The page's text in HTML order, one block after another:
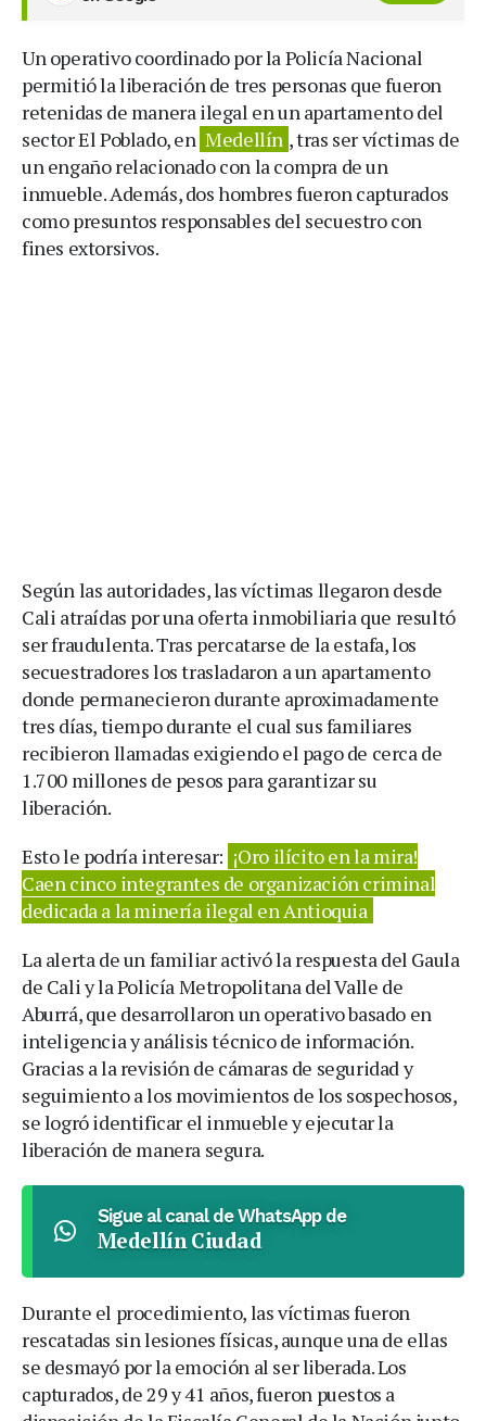
Un operativo coordinado por la Policía Nacional
permitió la liberación de tres personas que fueron
retenidas de manera ilegal en un apartamento del
sector El Poblado, en Medellín , tras ser víctimas de
un engaño relacionado con la compra de un
inmueble. Además, dos hombres fueron capturados
como presuntos responsables del secuestro con
fines extorsivos.
Según las autoridades, las víctimas llegaron desde
Cali atraídas por una oferta inmobiliaria que resultó
ser fraudulenta. Tras percatarse de la estafa, los
secuestradores los trasladaron a un apartamento
donde permanecieron durante aproximadamente
tres días, tiempo durante el cual sus familiares
recibieron llamadas exigiendo el pago de cerca de
1.700 millones de pesos para garantizar su
liberación.
Esto le podría interesar: ¡Oro ilícito en la mira!
Caen cinco integrantes de organización criminal
dedicada a la minería ilegal en Antioquia
La alerta de un familiar activó la respuesta del Gaula
de Cali y la Policía Metropolitana del Valle de
Aburrá, que desarrollaron un operativo basado en
inteligencia y análisis técnico de información.
Gracias a la revisión de cámaras de seguridad y
seguimiento a los movimientos de los sospechosos,
se logró identificar el inmueble y ejecutar la
liberación de manera segura.
Sigue al canal de WhatsApp de
Medellín Ciudad
Durante el procedimiento, las víctimas fueron
rescatadas sin lesiones físicas, aunque una de ellas
se desmayó por la emoción al ser liberada. Los
capturados, de 29 y 41 años, fueron puestos a